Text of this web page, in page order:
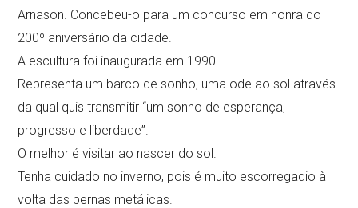
Arnason. Concebeu-o para um concurso em honra do
200º aniversário da cidade.
A escultura foi inaugurada em 1990.
Representa um barco de sonho, uma ode ao sol através
da qual quis transmitir “um sonho de esperança,
progresso e liberdade”.
O melhor é visitar ao nascer do sol.
Tenha cuidado no inverno, pois é muito escorregadio à
volta das pernas metálicas.